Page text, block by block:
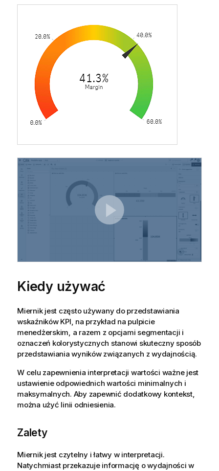
Kiedy używać
Miernik jest często używany do przedstawiania
wskaźników KPI, na przykład na pulpicie
menedżerskim, a razem z opcjami segmentacji i
oznaczeń kolorystycznych stanowi skuteczny sposób
przedstawiania wyników związanych z wydajnością.
W celu zapewnienia interpretacji wartości ważne jest
ustawienie odpowiednich wartości minimalnych i
maksymalnych. Aby zapewnić dodatkowy kontekst,
można użyć linii odniesienia.
Zalety
Miernik jest czytelny i łatwy w interpretacji.
Natychmiast przekazuje informację o wydajności w